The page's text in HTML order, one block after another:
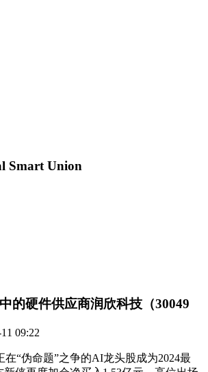
Smart Union
的硬件供应商润欣科技（30049
09:22
“伪命题”之争的AI龙头股成为2024最